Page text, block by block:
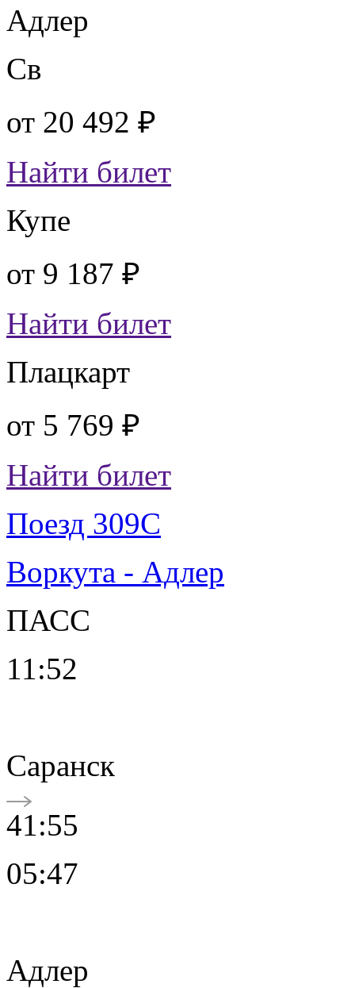
Адлер
Св
от 20 492 ₽
Найти билет
Купе
от 9 187 ₽
Найти билет
Плацкарт
от 5 769 ₽
Найти билет
Поезд 309С
Воркута - Адлер
ПАСС
11:52
Саранск
41:55
05:47
Адлер